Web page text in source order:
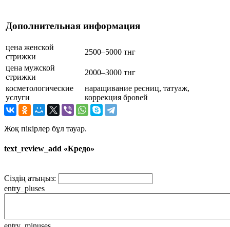
Дополнительная информация
цена женской
стрижки
2500–5000 тнг
цена мужской
стрижки
2000–3000 тнг
косметологические
услуги
наращивание ресниц, татуаж,
коррекция бровей
Жоқ пікірлер бұл тауар.
text_review_add «Кредо»
Сіздің атыңыз:
entry_pluses